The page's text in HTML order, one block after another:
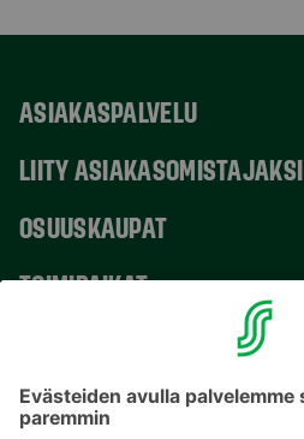
ASIAKASPALVELU
LIITY ASIAKASOMISTAJAKSI
OSUUSKAUPAT
TOIMIPAIKAT